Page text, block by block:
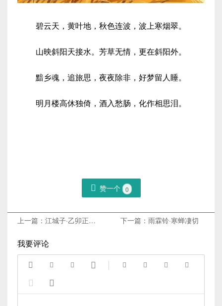
碧云天，黄叶地，秋色连波，波上寒烟翠。
山映斜阳天接水。芳草无情，更在斜阳外。
黯乡魂，追旅思，夜夜除非，好梦留人睡。
明月楼高休独倚，酒入愁肠，化作相思泪。
 赞一个 0
上一篇： 江城子·乙卯正月二十日夜记梦 下一篇： 雨霖铃·寒蝉凄切
我要评论
       
 